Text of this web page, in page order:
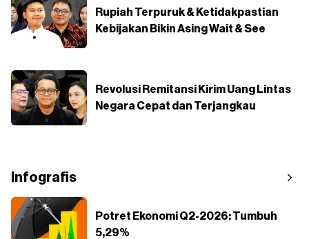
Rupiah Terpuruk & Ketidakpastian
Kebijakan Bikin Asing Wait & See
Revolusi Remitansi Kirim Uang Lintas
Negara Cepat dan Terjangkau
Infografis
Potret Ekonomi Q2-2026: Tumbuh
5,29%